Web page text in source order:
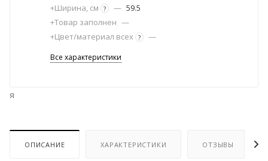
+Ширина, см ? — 59.5
+Товар заполнен —
+Цвет/материал всех ? —
Все характеристики
я
ОПИСАНИЕ ХАРАКТЕРИСТИКИ ОТЗЫВЫ